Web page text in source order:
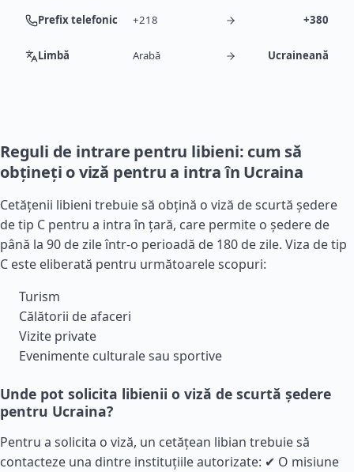
Prefix telefonic +218 +380
Limbă Arabă Ucraineană
Reguli de intrare pentru libieni: cum să
obțineți o viză pentru a intra în Ucraina
Cetățenii libieni trebuie să obțină o viză de scurtă ședere
de tip C pentru a intra în țară, care permite o ședere de
până la 90 de zile într-o perioadă de 180 de zile. Viza de tip
C este eliberată pentru următoarele scopuri:
Turism
Călătorii de afaceri
Vizite private
Evenimente culturale sau sportive
Unde pot solicita libienii o viză de scurtă ședere
pentru Ucraina?
Pentru a solicita o viză, un cetățean libian trebuie să
contacteze una dintre instituțiile autorizate: ✔ O misiune